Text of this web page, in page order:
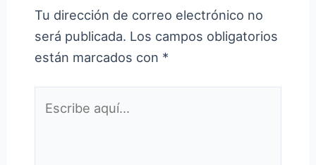
Tu dirección de correo electrónico no
será publicada. Los campos obligatorios
están marcados con *
aquí...